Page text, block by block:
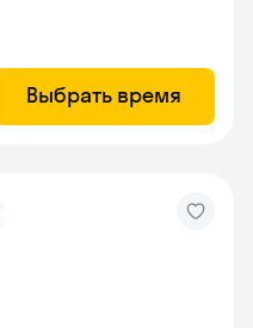
Выбрать время